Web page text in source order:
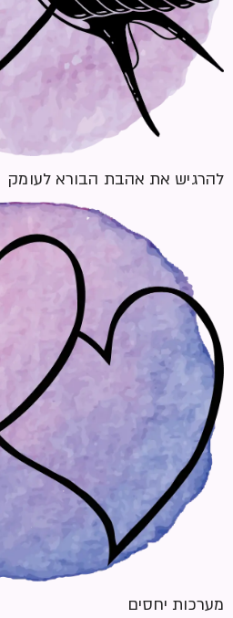
להרגיש את אהבת הבורא לעומק
מערכות יחסים